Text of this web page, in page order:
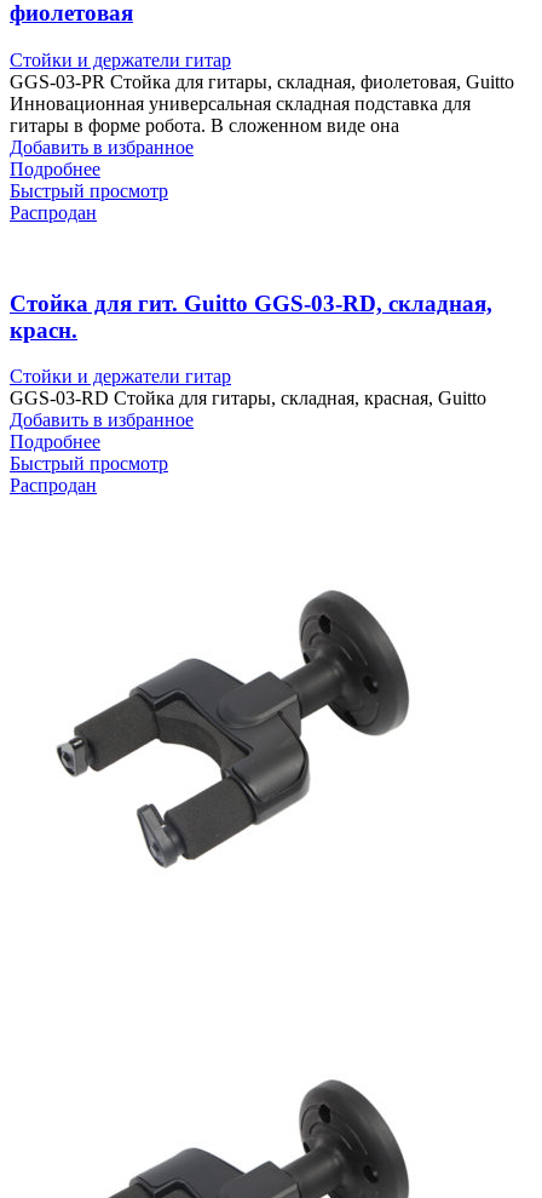
фиолетовая
Стойки и держатели гитар
GGS-03-PR Стойка для гитары, складная, фиолетовая, Guitto
Инновационная универсальная складная подставка для
гитары в форме робота. В сложенном виде она
Добавить в избранное
Подробнее
Быстрый просмотр
Распродан
Стойка для гит. Guitto GGS-03-RD, складная,
красн.
Стойки и держатели гитар
GGS-03-RD Стойка для гитары, складная, красная, Guitto
Добавить в избранное
Подробнее
Быстрый просмотр
Распродан